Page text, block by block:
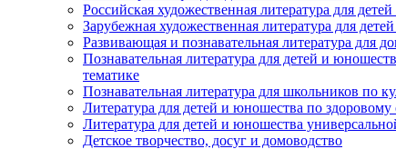
Российская художественная литература для
Зарубежная художественная литература для
Развивающая и познавательная литература для
Познавательная литература для детей и
тематике
Познавательная литература для школьников по
Литература для детей и юношества по здоровому
Литература для детей и юношества
Детское творчество, досуг и домоводство